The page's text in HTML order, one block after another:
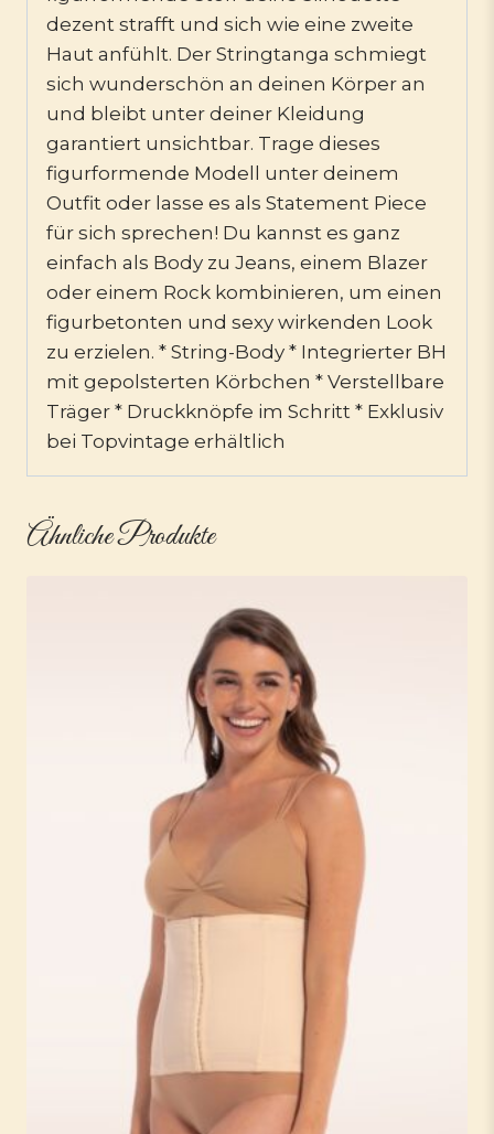
dezent strafft und sich wie eine zweite
Haut anfühlt. Der Stringtanga schmiegt
sich wunderschön an deinen Körper an
und bleibt unter deiner Kleidung
garantiert unsichtbar. Trage dieses
figurformende Modell unter deinem
Outfit oder lasse es als Statement Piece
für sich sprechen! Du kannst es ganz
einfach als Body zu Jeans, einem Blazer
oder einem Rock kombinieren, um einen
figurbetonten und sexy wirkenden Look
zu erzielen. * String-Body * Integrierter BH
mit gepolsterten Körbchen * Verstellbare
Träger * Druckknöpfe im Schritt * Exklusiv
bei Topvintage erhältlich
Ähnliche Produkte